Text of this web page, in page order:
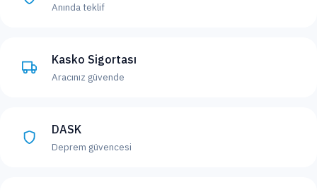
Anında teklif
Kasko Sigortası
Aracınız güvende
DASK
Deprem güvencesi